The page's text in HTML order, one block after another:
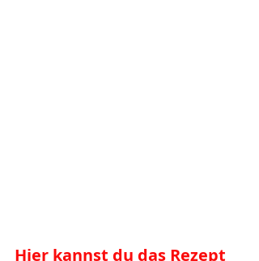
Hier kannst du das Rezept